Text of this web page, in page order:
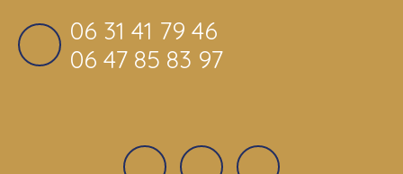
06 31 41 79 46
06 47 85 83 97